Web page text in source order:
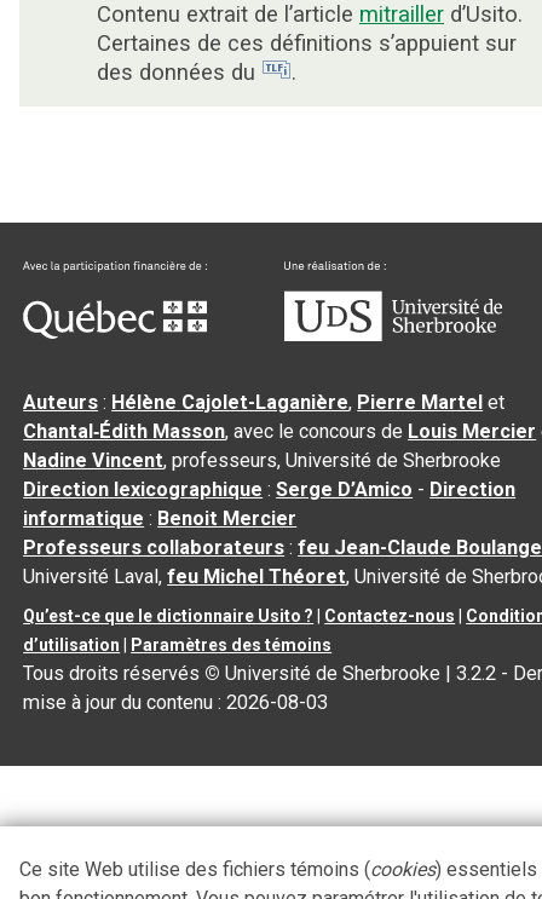
Contenu extrait de l’article mitrailler d’Usito.
Certaines de ces définitions s’appuient sur
des données du
.
Auteurs : Hélène Cajolet-Laganière, Pierre Martel et
Chantal‑Édith Masson, avec le concours de Louis Mercier
Nadine Vincent, professeurs, Université de Sherbrooke
Direction lexicographique :Serge D’Amico - Direction
informatique : Benoit Mercier
Professeurs collaborateurs :feu Jean-Claude
Université Laval,feu Michel Théoret, Université de
Qu’est-ce que le dictionnaire Usito ? Contactez-nous
d’utilisation
Paramètres des témoins
Tous droits réservés © Université de Sherbrooke |3.2.2 -
mise à jour du contenu :2026-08-03
Ce site Web utilise des fichiers témoins (cookies) essentiels